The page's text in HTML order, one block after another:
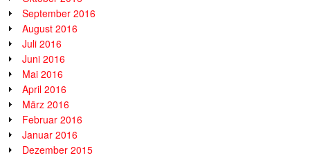
September 2016
August 2016
Juli 2016
Juni 2016
Mai 2016
April 2016
März 2016
Februar 2016
Januar 2016
Dezember 2015